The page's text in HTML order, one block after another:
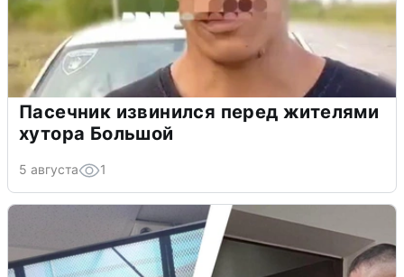
Пасечник извинился перед жителями
хутора Большой
5 августа 1